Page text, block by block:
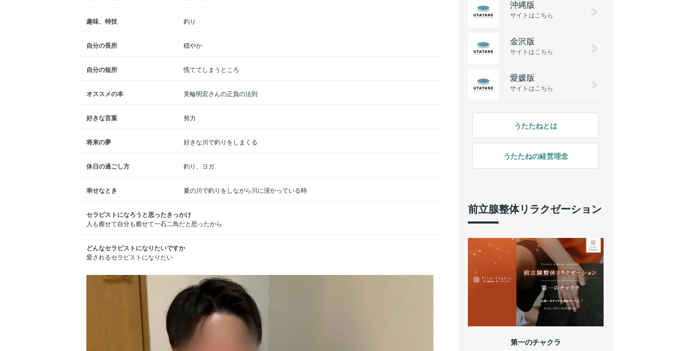
趣味、特技 釣り
自分の長所 穏やか
自分の短所 慌ててしまうところ
オススメの本 美輪明宏さんの正負の法則
好きな言葉 努力
将来の夢 好きな川で釣りをしまくる
休日の過ごし方 釣り、ヨガ
幸せなとき 夏の川で釣りをしながら川に浸かっている時
セラピストになろうと思ったきっかけ
人も癒せて自分も癒せて一石二鳥だと思ったから
どんなセラピストになりたいですか
愛されるセラピストになりたい
沖縄版
サイトはこちら
金沢版
サイトはこちら
愛媛版
サイトはこちら
うたたねとは
うたたねの経営理念
前立腺整体リラクゼーション
第一のチャクラ